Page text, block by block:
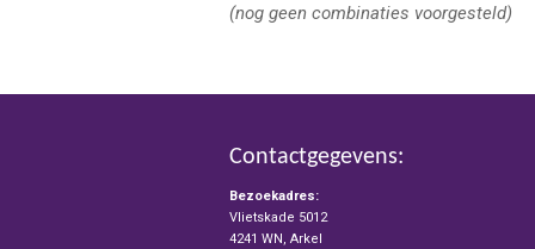
(nog geen combinaties voorgesteld)
Contactgegevens:
Bezoekadres:
Vlietskade 5012
4241 WN, Arkel